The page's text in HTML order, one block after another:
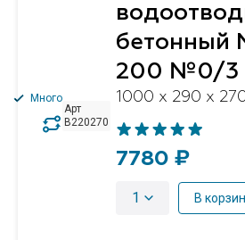
Арт
B220270
Много
бетонный
200 №0/3
1000 x 290 x
7780 ₽
1 В